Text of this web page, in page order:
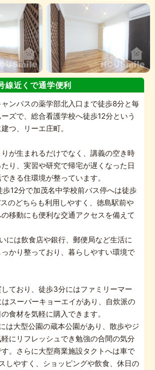
線近くで通学便利
ンパスの薬学部北入口まで徒歩8分と毎
ズで、総合看護学校へ徒歩12分という
つ、リーエ庄町。
が生まれるだけでなく、講義の空き時
り、実習や研究で帰宅が遅くなった日
きる住環境が整っています。
歩12分で加茂名中学校前バス停へは徒歩
のどちらも利用しやすく、徳島駅前や
移動にも便利な交通アクセスを備えて
には飲食店や銀行、郵便局など生活に
かり整っており、暮らしやすい環境で
ており、徒歩3分にはファミリーマー
はスーパーキョーエイがあり、自炊派の
食材を気軽に購入できます。
は大型公園の蔵本公園があり、散歩やジ
にリフレッシュでき勉強の合間の気分
。さらに大型商業施設タクトへは車で
しやすく、ショッピングや飲食、休日の